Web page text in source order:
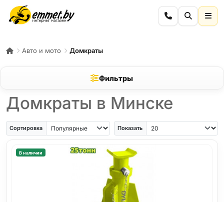
Авто и мото Домкраты
Фильтры
Домкраты в Минске
Сортировка Показать
В наличии